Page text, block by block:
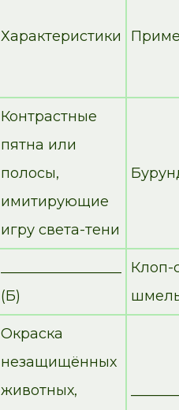
Характеристики
Контрастные
пятна или
полосы,
имитирующие
игру света-тени
(Б)
Клоп-
Окраска
незащищённых
животных,